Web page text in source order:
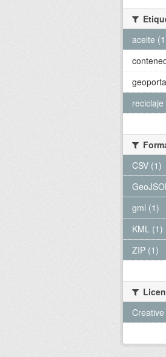
aceite
reciclaje
CSV (1)
gml (1)
KML (1)
ZIP (1)